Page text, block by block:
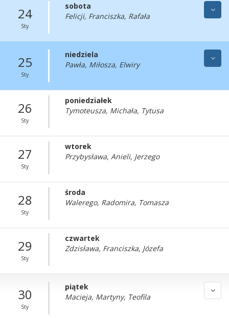
24
Sty
sobota
Felicji, Franciszka, Rafała
25
Sty
niedziela
Pawła, Miłosza, Elwiry
26
Sty
poniedziałek
Tymoteusza, Michała, Tytusa
27
Sty
wtorek
Przybysława, Anieli, Jerzego
28
Sty
środa
Walerego, Radomira, Tomasza
29
Sty
czwartek
Zdzisława, Franciszka, Józefa
30
Sty
piątek
Macieja, Martyny, Teofila